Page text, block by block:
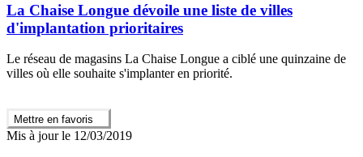
La Chaise Longue dévoile une liste de villes
d'implantation prioritaires
Le réseau de magasins La Chaise Longue a ciblé une quinzaine de
villes où elle souhaite s'implanter en priorité.
Mettre en favoris
Mis à jour le 12/03/2019